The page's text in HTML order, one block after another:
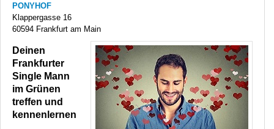
PONYHOF
Klappergasse 16
60594 Frankfurt am Main
Deinen
Frankfurter
Single Mann
im Grünen
treffen und
kennenlernen